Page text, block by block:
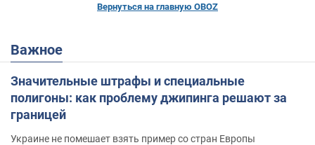
Вернуться на главную OBOZ
Важное
Значительные штрафы и специальные
полигоны: как проблему джипинга решают за
границей
Украине не помешает взять пример со стран Европы